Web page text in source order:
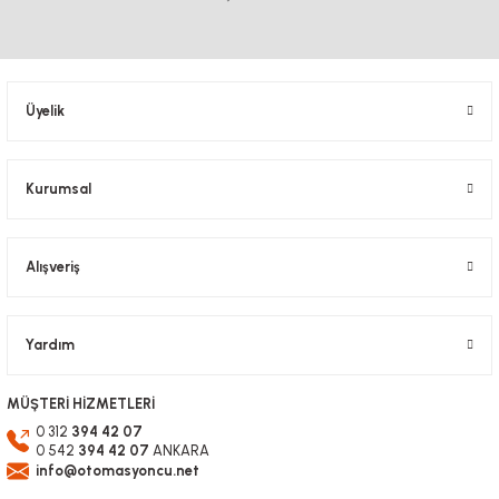
Üyelik
Kurumsal
Alışveriş
Yardım
MÜŞTERİ HİZMETLERİ
0 312 394 42 07
0 542 394 42 07 ANKARA
info@otomasyoncu.net